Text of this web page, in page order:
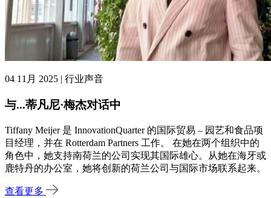
04 11月 2025 | 行业声音
与...蒂凡尼·梅杰对话中
Tiffany Meijer 是 InnovationQuarter 的国际贸易 – 园艺和食品项
目经理，并在 Rotterdam Partners 工作。 在她在两个组织中的
角色中，她支持南荷兰的公司实现其国际雄心。从她在海牙或
鹿特丹的办公室，她将创新的荷兰公司与国际市场联系起来。
查看更多